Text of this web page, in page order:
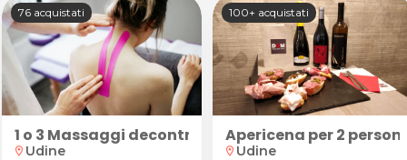
da Elite della Bellezza a Udine
76 acquistati
1 o 3 Massaggi decontratturanti/sportivi
location_on Udine
100+ acquistati
Apericena per 2
location_on Udine